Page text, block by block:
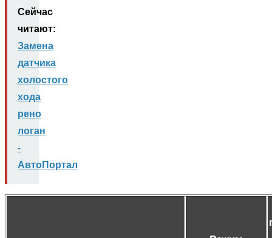
Сейчас
читают:
Замена
датчика
холостого
хода
рено
логан
-
АвтоПортал